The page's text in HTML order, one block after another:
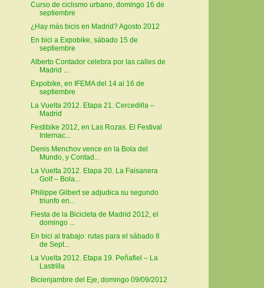
Curso de ciclismo urbano, domingo 16 de
septiembre
¿Hay más bicis en Madrid? Agosto 2012
En bici a Expobike, sábado 15 de
septiembre
Alberto Contador celebra por las calles de
Madrid ...
Expobike, en IFEMA del 14 al 16 de
septiembre
La Vuelta 2012. Etapa 21. Cercedilla –
Madrid
Festibike 2012, en Las Rozas. El Festival
Internac...
Denis Menchov vence en la Bola del
Mundo, y Contad...
La Vuelta 2012. Etapa 20. La Faisanera
Golf – Bola...
Philippe Gilbert se adjudica su segundo
triunfo en...
Fiesta de la Bicicleta de Madrid 2012, el
domingo ...
En bici al trabajo: rutas para el sábado 8
de Sept...
La Vuelta 2012. Etapa 19. Peñafiel – La
Lastrilla
Bicienjambre del Eje, domingo 09/09/2012